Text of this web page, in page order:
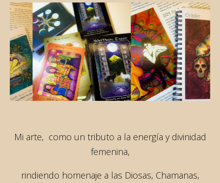
Mi arte, como un tributo a la energía y divinidad
femenina,
rindiendo homenaje a las Diosas, Chamanas,